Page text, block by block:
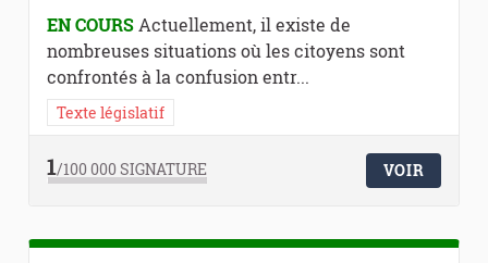
EN COURSActuellement, il existe de
nombreuses situations où les citoyens sont
confrontés à la confusion entr...
Texte législatif
1/100 000SIGNATURE VOIR